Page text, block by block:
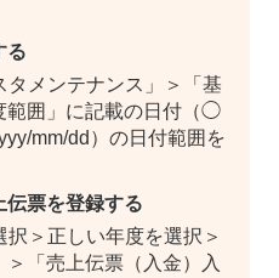
る
タメンテナンス」＞「基
範囲」に記載の日付（◯
mm/dd）の日付範囲を
伝票を登録する
＞正しい年度を選択＞
＞「売上伝票（入金）入